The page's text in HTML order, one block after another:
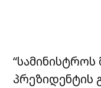
“სამინისტროს
პრეზიდენტის